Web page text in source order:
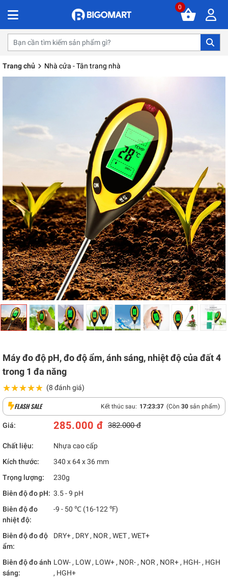
0
Trang chủ Nhà cửa - Tân trang nhà
Máy đo độ pH, đo độ ẩm, ánh sáng, nhiệt độ của đất 4
trong 1 đa năng
★★★★★
★★★★★ (8 đánh giá)
FLASH SALE Kết thúc sau: 17:23:36 (Còn 30 sản phẩm)
Giá: 285.000 đ 382.000 đ
Chất liệu:
Nhựa cao cấp
Kích thước:
340 x 64 x 36 mm
Trọng lượng:
230g
Biên độ đo pH: 3.5 - 9 pH
Biên độ đo
nhiệt độ:
-9 - 50 ℃ (16-122 ℉)
Biên độ đo độ
ẩm:
DRY+ , DRY , NOR , WET , WET+
Biên độ đo ánh
sáng:
LOW- , LOW , LOW+ , NOR- , NOR , NOR+ , HGH- , HGH
, HGH+